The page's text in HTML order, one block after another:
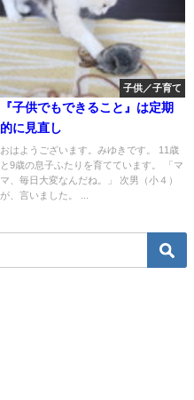
子供／子育て
『子供でもできること』は定期
的に見直し
おはようございます。みゆきです。 11歳
と9歳の息子ふたりを育てています。 「マ
マ、毎日大変なんだね。」 次男（小４）
が、言いました。 ...